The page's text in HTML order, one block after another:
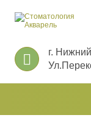
г.